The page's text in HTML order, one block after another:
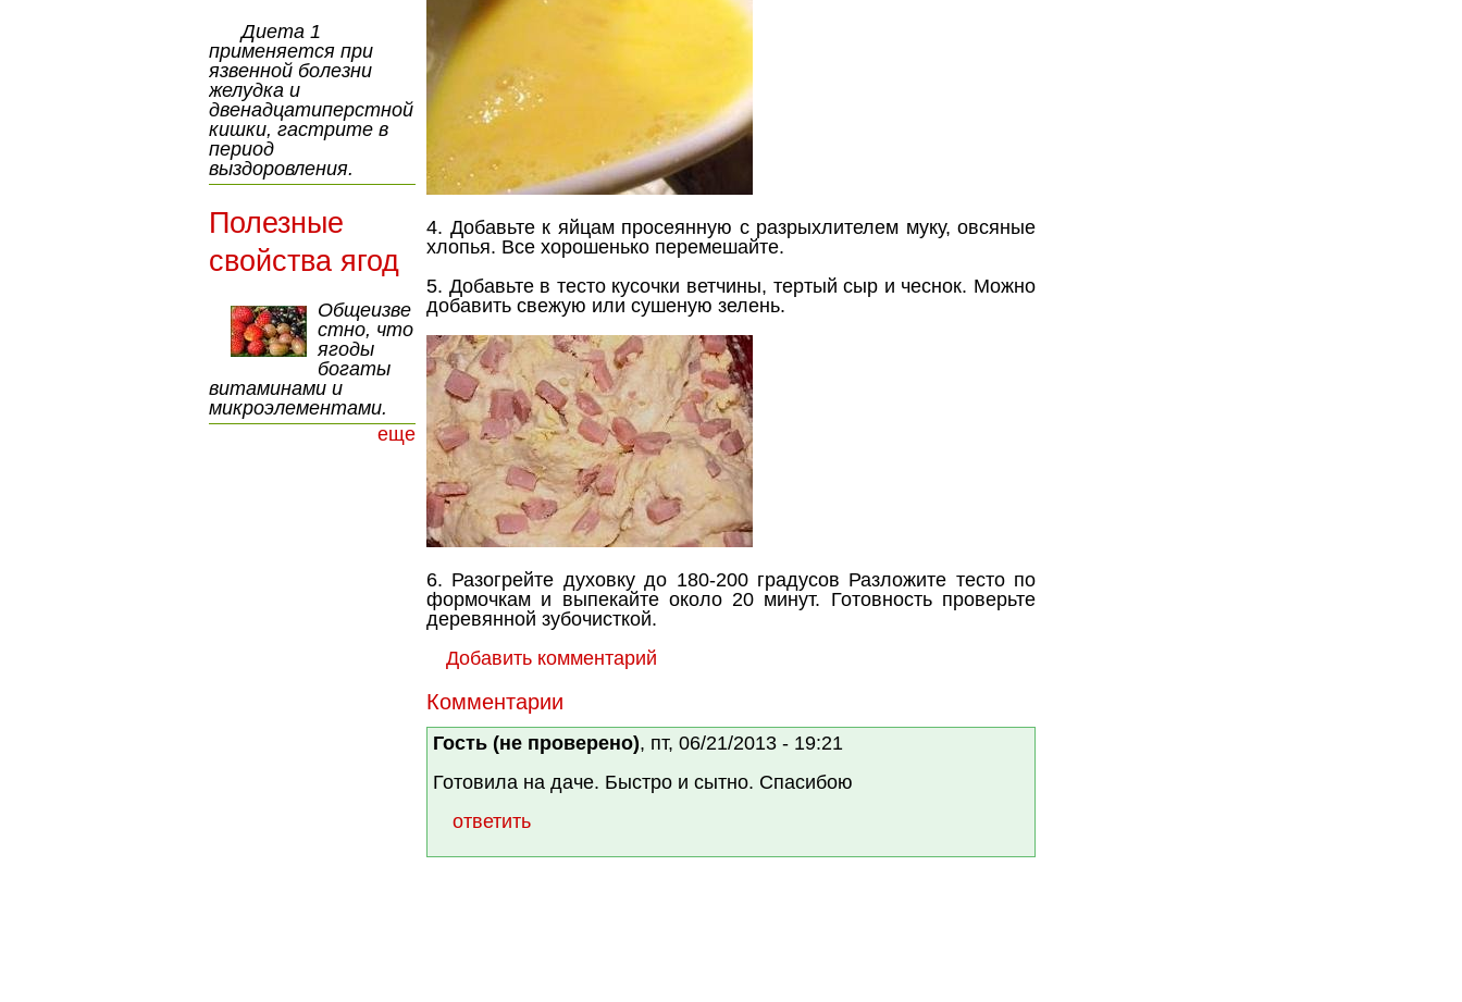
4. Добавьте к яйцам просеянную с разрыхлителем муку, овсяные
хлопья. Все хорошенько перемешайте.
5. Добавьте в тесто кусочки ветчины, тертый сыр и чеснок. Можно
добавить свежую или сушеную зелень.
6. Разогрейте духовку до 180-200 градусов Разложите тесто по
формочкам и выпекайте около 20 минут. Готовность проверьте
деревянной зубочисткой.
Добавить комментарий
Комментарии
Гость (не проверено), пт, 06/21/2013 - 19:21
Готовила на даче. Быстро и сытно. Спасибою
ответить
Диета 1
применяется при
язвенной болезни
желудка и
двенадцатиперстной
кишки, гастрите в
период
выздоровления.
Полезные
свойства ягод
Общеизве
стно, что
ягоды
богаты
витаминами и
микроэлементами.
еще